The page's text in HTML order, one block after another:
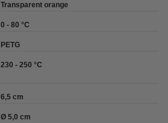
Transparent orange
0 - 80 °C
PETG
230 - 250 °C
6,5 cm
Ø 5,0 cm